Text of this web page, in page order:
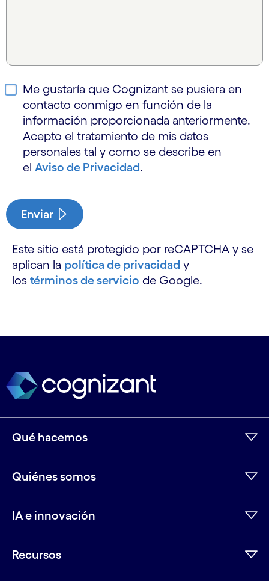
Me gustaría que Cognizant se pusiera en
contacto conmigo en función de la
información proporcionada anteriormente.
Acepto el tratamiento de mis datos
personales tal y como se describe en
el Aviso de Privacidad.
Enviar
Este sitio está protegido por reCAPTCHA y se
aplican la política de privacidad y
los términos de servicio de Google.
Qué hacemos
Quiénes somos
IA e innovación
Recursos